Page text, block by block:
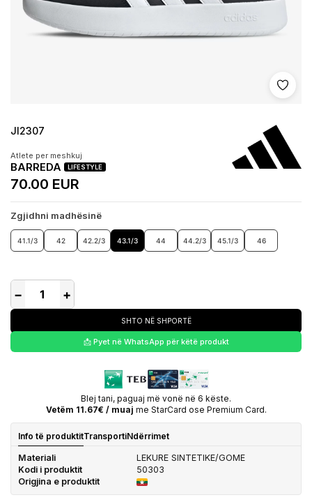
Shto
JI2307
Atlete per meshkuj
BARREDA LIFESTYLE
70.00 EUR
Zgjidhni madhësinë
41.1/3 42 42.2/3 43.1/3 44 44.2/3 45.1/3 46
− +
SHTO NË SHPORTË
📩 Pyet në WhatsApp për këtë produkt
Blej tani, paguaj më vonë në 6 këste.
Vetëm 11.67€ / muaj me StarCard ose Premium Card.
Info të produktitTransportiNdërrimet
Materiali
LEKURE SINTETIKE/GOME
Kodi i produktit
50303
Origjina e produktit